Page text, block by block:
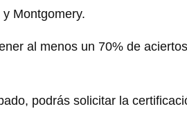
Montgomery.
al menos un 70% de aciertos
podrás solicitar la